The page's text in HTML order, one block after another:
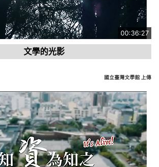
00:36:27
文學的光影
國立臺灣文學館 上傳